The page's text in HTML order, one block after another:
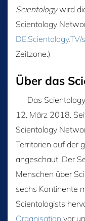
Scientologywird
Scientology
DE.Scientology.TV/
Zeitzone.)
Über das
Das
12. März 2018.
Scientology
Territorien auf der
angeschaut. Der
Menschen über
sechs Kontinente
Scientologists
Organisation vor